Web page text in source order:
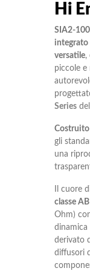
Hi
SIA2-100
integrato
versatile,
piccole e
Series
Costruito
gli
una
Il cuore
classe
Ohm)
dinamica
derivato
diffusori